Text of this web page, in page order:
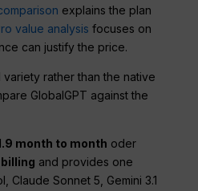
explains the plan
value analysis focuses on
can justify the price.
rather than the native
GlobalGPT against the
month to month oder
and provides one
Claude Sonnet 5, Gemini 3.1